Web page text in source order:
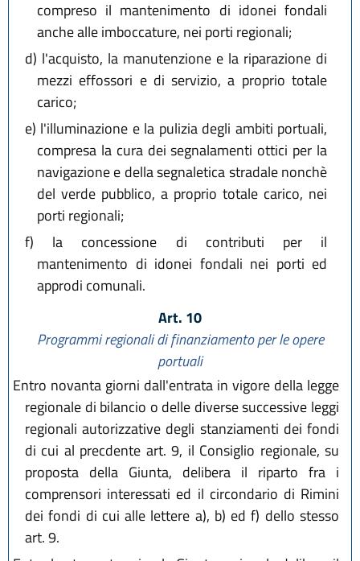
compreso il mantenimento di idonei fondali
anche alle imboccature, nei porti regionali;
d) l'acquisto, la manutenzione e la riparazione di
mezzi effossori e di servizio, a proprio totale
carico;
e) l'illuminazione e la pulizia degli ambiti portuali,
compresa la cura dei segnalamenti ottici per la
navigazione e della segnaletica stradale nonchè
del verde pubblico, a proprio totale carico, nei
porti regionali;
f) la concessione di contributi per il
mantenimento di idonei fondali nei porti ed
approdi comunali.
Art. 10
Programmi regionali di finanziamento per le opere
portuali
Entro novanta giorni dall'entrata in vigore della legge
regionale di bilancio o delle diverse successive leggi
regionali autorizzative degli stanziamenti dei fondi
di cui al precdente art. 9, il Consiglio regionale, su
proposta della Giunta, delibera il riparto fra i
comprensori interessati ed il circondario di Rimini
dei fondi di cui alle lettere a), b) ed f) dello stesso
art. 9.